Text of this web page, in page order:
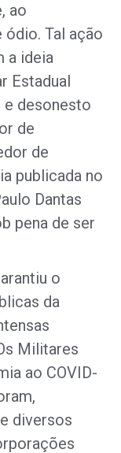
ao
Tal ação
a ideia
Estadual
desonesto
de
de
publicada no
Dantas
pena de ser
o
da
Militares
ao COVID-
diversos